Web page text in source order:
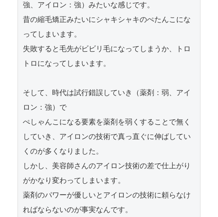
強、アイロン：強）みたいな感じです。
昔の縮毛矯正みたいにシャキシャキのぺたんこにな
ってしまいます。
失敗すると毛先がビビリ毛になってしまうか、トロ
トロになってしまいます。
そして、時代は試行錯誤していき（薬剤：弱、アイ
ロン：強）で
ぺしゃんこになる要素を薬剤を弱くすることで無く
していき、アイロンの技術で真っ直ぐに伸ばしてい
くのが多くなりました。
しかし、美容師さんのアイロン技術の差で仕上がり
がかなり変わってしまいます。
薬剤のパワーが優しいとアイロンの技術に頼らなけ
ればならないのが事実なんです。